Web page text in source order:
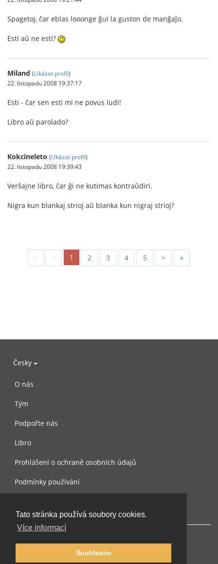
Tato stránka používá soubory cookies.
Více informací
Souhlasím
Spagetoj, ĉar eblas looonge ĝui la guston de manĝaĵo.
Esti aŭ ne esti?
Miland (Ukázat profil)
22. listopadu 2008 19:37:17
Esti - ĉar sen esti mi ne povus ludi!
Libro aŭ parolado?
Kokcineleto (Ukázat profil)
22. listopadu 2008 19:39:43
Verŝajne libro, ĉar ĝi ne kutimas kontraŭdiri.
Nigra kun blankaj strioj aŭ blanka kun nigraj strioj?
« < 1 2 3 4 5 > »
Česky
O nás
Tým
Podpořte nás
Libro
Prohlášení o ochraně osobních údajů
Podmínky používání